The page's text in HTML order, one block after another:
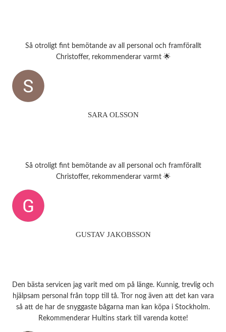
Så otroligt fint bemötande av all personal och framförallt
Christoffer, rekommenderar varmt 🌟
SARA OLSSON
Så otroligt fint bemötande av all personal och framförallt
Christoffer, rekommenderar varmt 🌟
GUSTAV JAKOBSSON
Den bästa servicen jag varit med om på länge. Kunnig, trevlig och
hjälpsam personal från topp till tå. Tror nog även att det kan vara
så att de har de snyggaste bågarna man kan köpa i Stockholm.
Rekommenderar Hultins stark till varenda kotte!